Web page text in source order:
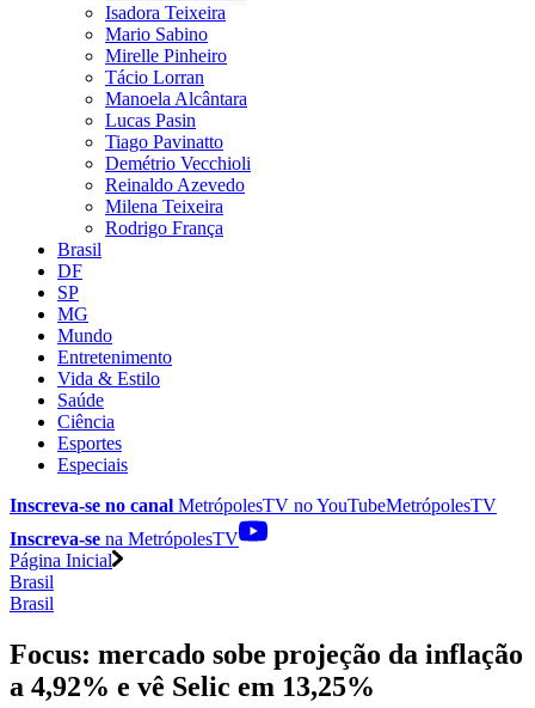
Isadora Teixeira
Mario Sabino
Mirelle Pinheiro
Tácio Lorran
Manoela Alcântara
Lucas Pasin
Tiago Pavinatto
Demétrio Vecchioli
Reinaldo Azevedo
Milena Teixeira
Rodrigo França
Brasil
DF
SP
MG
Mundo
Entretenimento
Vida & Estilo
Saúde
Ciência
Esportes
Especiais
Inscreva-se no canal MetrópolesTV noYouTubeMetrópolesTV
Inscreva-se na MetrópolesTV
Página Inicial
Brasil
Brasil
Focus: mercado sobe projeção da inflação
a 4,92% e vê Selic em 13,25%